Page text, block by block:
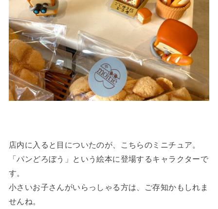
店内に入ると目についたのが、こちらのミニチュア。
「パンどろぼう」という絵本に登場するキャラクターで
す。
小さいお子さんがいらっしゃる方は、ご存知かもしれま
せんね。